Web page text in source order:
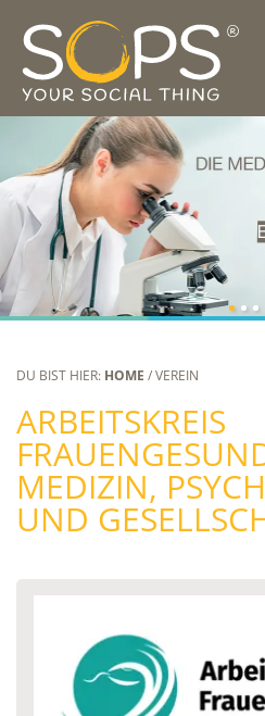
DU BIST HIER: HOME / VEREIN
ARBEITSKREIS
MEDIZIN,
UND